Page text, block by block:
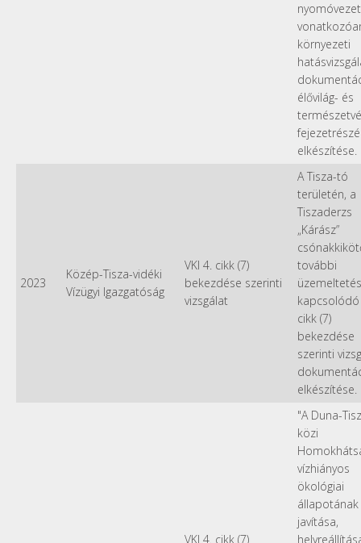
környezeti
élővilág- és
elkészítése.
2023
Közép-Tisza-vidéki
Vízügyi Igazgatóság
VKI 4. cikk (7)
bekezdése szerinti
vizsgálat
A Tisza-tó
területén, a
Tiszaderzs
„Kárász”
további
kapcsolódó
cikk (7)
bekezdése
szerinti
elkészítése.
VKI 4. cikk (7)
"A Duna-
közi
vízhiányos
ökológiai
állapotának
javítása,